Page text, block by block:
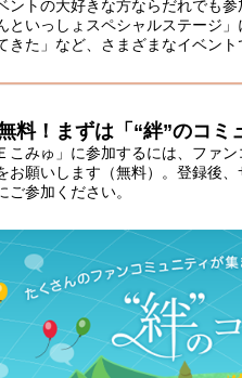
ントの大好きな方ならだれでも
といっしょスペシャルステージ
きた」など、さまざまなイベン
料！まずは「“絆”のコミ
こみゅ」に参加するには、ファ
お願いします（無料）。登録後
ご参加ください。